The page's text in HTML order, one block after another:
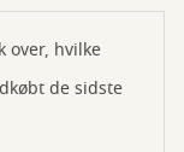
over, hvilke
de sidste